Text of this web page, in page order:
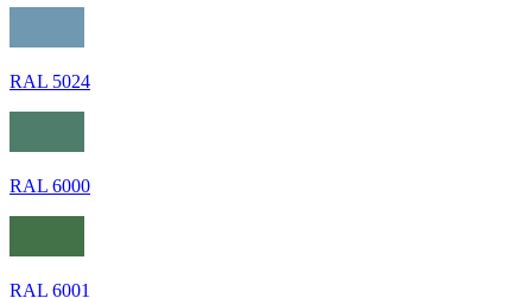
RAL 5024
RAL 6000
RAL 6001